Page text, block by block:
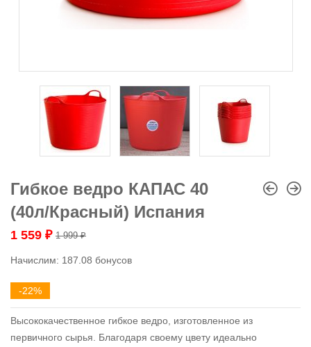
Гибкое ведро КАПАС 40
(40л/Красный) Испания
1 999₽
1 559 ₽
Начислим: 187.08 бонусов
-22%
Высококачественное гибкое ведро, изготовленное из
первичного сырья. Благодаря своему цвету идеально